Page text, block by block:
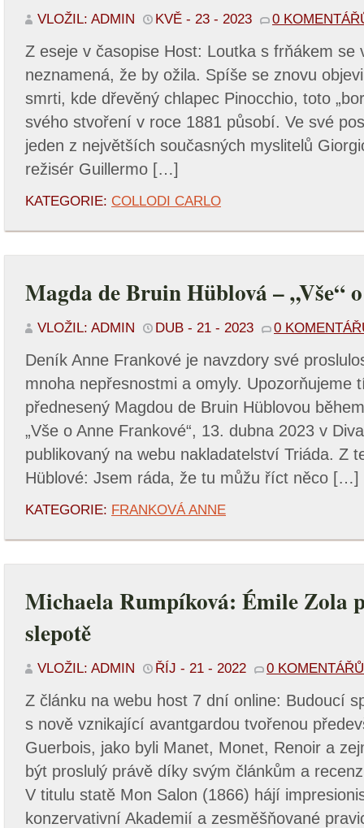
VLOŽIL: ADMIN KVĚ - 23 - 2023 0
Z eseje v časopise Host: Loutka s frňákem se
neznamená, že by ožila. Spíše se znovu
smrti, kde dřevěný chlapec Pinocchio, toto
svého stvoření v roce 1881 působí. Ve své
jeden z největších současných myslitelů
režisér Guillermo […]
KATEGORIE: COLLODI CARLO
Magda de Bruin Hüblová – „Vše“
VLOŽIL: ADMIN DUB - 21 - 2023 0
Deník Anne Frankové je navzdory své
mnoha nepřesnostmi a omyly. Upozorňujeme
přednesený Magdou de Bruin Hüblovou
„Vše o Anne Frankové“, 13. dubna 2023 v
publikovaný na webu nakladatelství Triáda. Z
Hüblové: Jsem ráda, že tu můžu říct něco […]
KATEGORIE: FRANKOVÁ ANNE
Michaela Rumpíková: Émile Zola
slepotě
VLOŽIL: ADMIN ŘÍJ - 21 - 2022 0 KOMENTÁŘŮ
Z článku na webu host 7 dní online: Budoucí
s nově vznikající avantgardou tvořenou
Guerbois, jako byli Manet, Monet, Renoir a
být proslulý právě díky svým článkům a
V titulu statě Mon Salon (1866) hájí
konzervativní Akademií a zesměšňované